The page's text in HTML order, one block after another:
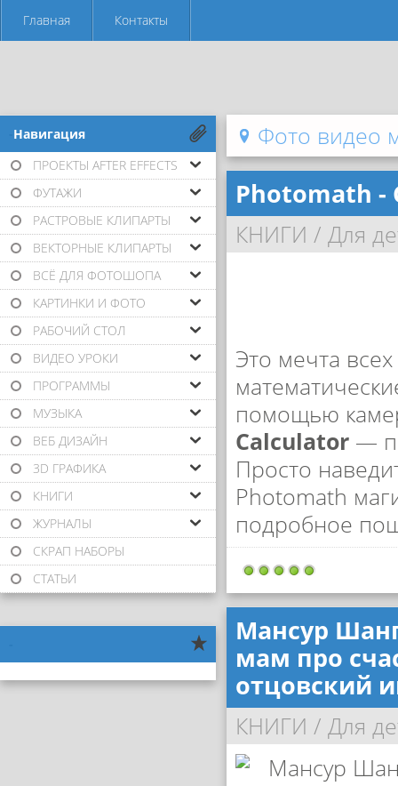
Главная Контакты
-Навигация
ПРОЕКТЫ AFTER EFFECTS
ФУТАЖИ
РАСТРОВЫЕ КЛИПАРТЫ
ВЕКТОРНЫЕ КЛИПАРТЫ
ВСЁ ДЛЯ ФОТОШОПА
КАРТИНКИ И ФОТО
РАБОЧИЙ СТОЛ
ВИДЕО УРОКИ
ПРОГРАММЫ
МУЗЫКА
ВЕБ ДИЗАЙН
3D ГРАФИКА
КНИГИ
ЖУРНАЛЫ
СКРАП НАБОРЫ
СТАТЬИ
Фото видео
Photomath -
КНИГИ / Для
Это мечта
помощью
Calculator —
Просто
Photomath
подробное
Мансур
мам про
отцовский
КНИГИ / Для